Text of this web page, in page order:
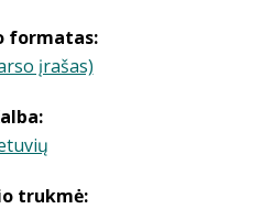
formatas:
įrašas)
trukmė: